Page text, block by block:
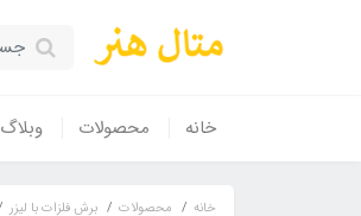
خانه محصولات وبلاگ
خانه محصولات برش فلزات با لیزر